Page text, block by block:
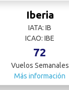
Iberia
IATA: IB
ICAO: IBE
72
Vuelos Semanales
Más información